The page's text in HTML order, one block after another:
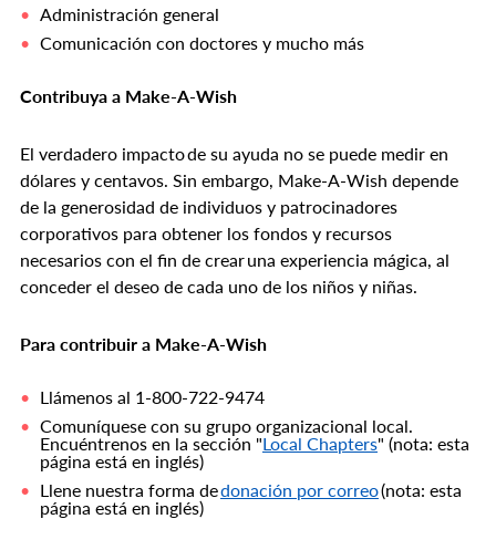
Administración general
Comunicación con doctores y mucho más
Contribuya a Make-A-Wish
El verdadero impacto de su ayuda no se puede medir en
dólares y centavos. Sin embargo, Make-A-Wish depende
de la generosidad de individuos y patrocinadores
corporativos para obtener los fondos y recursos
necesarios con el fin de crear una experiencia mágica, al
conceder el deseo de cada uno de los niños y niñas.
Para contribuir a Make-A-Wish
Llámenos al 1-800-722-9474
Comuníquese con su grupo organizacional local.
Encuéntrenos en la sección "Local Chapters" (nota: esta
página está en inglés)
Llene nuestra forma dedonación por correo(nota: esta
página está en inglés)